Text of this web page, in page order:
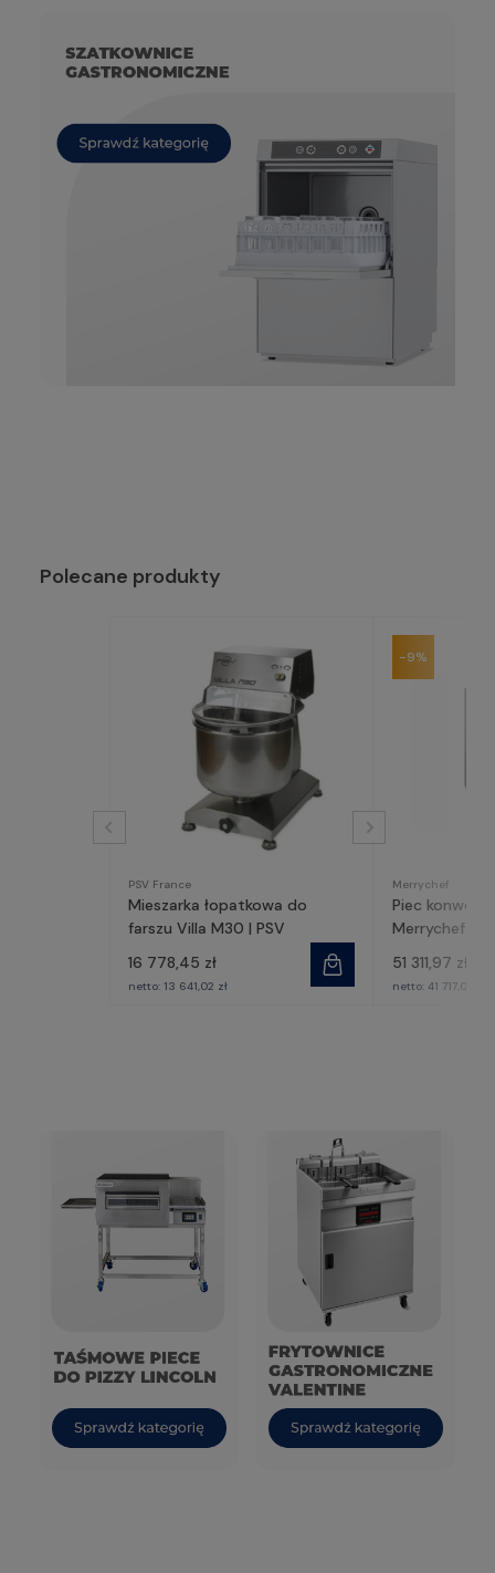
Polecane produkty
PSV France
Mieszarka łopatkowa do
farszu Villa M30 | PSV
16 778,45 zł
netto: 13 641,02 zł
Merrychef
Piec
Merrychef
51 311,97 zł
netto: 41 717,05 zł
-9%